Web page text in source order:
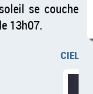
se couche
13h07.
ciel